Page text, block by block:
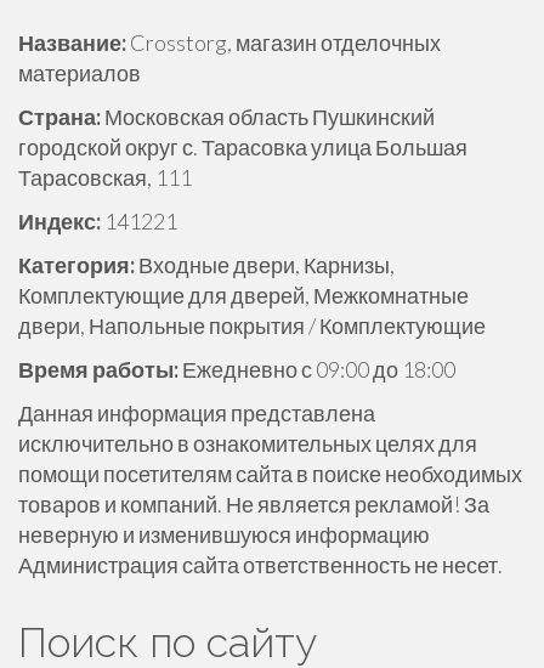
Название:Crosstorg, магазин отделочных
материалов
Страна:Московская область Пушкинский
городской округ с. Тарасовка улица Большая
Тарасовская, 111
Индекс: 141221
Категория:Входные двери, Карнизы,
Комплектующие для дверей, Межкомнатные
двери, Напольные покрытия / Комплектующие
Время работы:Ежедневно с 09:00 до 18:00
Данная информация представлена
исключительно в ознакомительных целях для
помощи посетителям сайта в поиске необходимых
товаров и компаний. Не является рекламой! За
неверную и изменившуюся информацию
Администрация сайта ответственность не несет.
Поиск по сайту